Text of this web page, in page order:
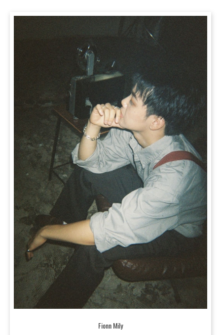
Fionn Mily